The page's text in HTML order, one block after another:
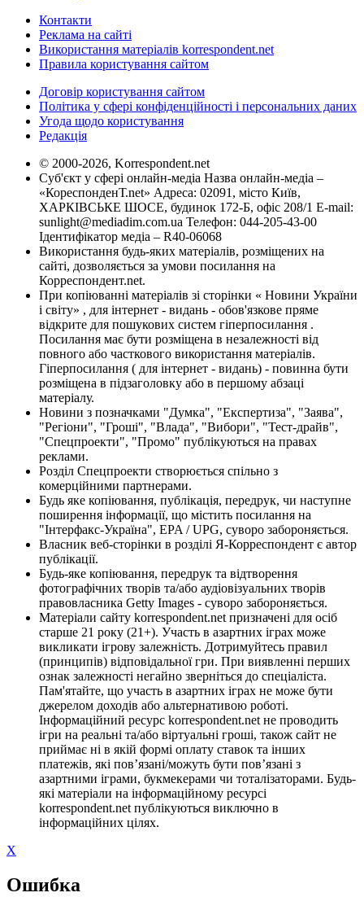
Контакти
Реклама на сайті
Використання матеріалів korrespondent.net
Правила користування сайтом
Договір користування сайтом
Політика у сфері конфіденційності і персональних даних
Угода щодо користування
Редакція
© 2000-2026, Korrespondent.net
Суб'єкт у сфері онлайн-медіа Назва онлайн-медіа –
«КореспонденТ.net» Адреса: 02091, місто Київ,
ХАРКІВСЬКЕ ШОСЕ, будинок 172-Б, офіс 208/1 E-mail:
sunlight@mediadim.com.ua Телефон: 044-205-43-00
Ідентифікатор медіа – R40-06068
Використання будь-яких матеріалів, розміщених на
сайті, дозволяється за умови посилання на
Корреспондент.net.
При копіюванні матеріалів зі сторінки « Новини України
і світу» , для інтернет - видань - обов'язкове пряме
відкрите для пошукових систем гіперпосилання .
Посилання має бути розміщена в незалежності від
повного або часткового використання матеріалів.
Гіперпосилання ( для інтернет - видань) - повинна бути
розміщена в підзаголовку або в першому абзаці
матеріалу.
Новини з позначками "Думка", "Експертиза", "Заява",
"Регіони", "Гроші", "Влада", "Вибори", "Тест-драйв",
"Спецпроекти", "Промо" публікуються на правах
реклами.
Розділ Спецпроекти створюється спільно з
комерційними партнерами.
Будь яке копіювання, публікація, передрук, чи наступне
поширення інформації, що містить посилання на
"Інтерфакс-Україна", EPA / UPG, суворо забороняється.
Власник веб-сторінки в розділі Я-Корреспондент є автор
публікації.
Будь-яке копіювання, передрук та відтворення
фотографічних творів та/або аудіовізуальних творів
правовласника Getty Images - суворо забороняється.
Матеріали сайту korrespondent.net призначені для осіб
старше 21 року (21+). Участь в азартних іграх може
викликати ігрову залежність. Дотримуйтесь правил
(принципів) відповідальної гри. При виявленні перших
ознак залежності негайно зверніться до спеціаліста.
Пам'ятайте, що участь в азартних іграх не може бути
джерелом доходів або альтернативою роботі.
Інформаційний ресурс korrespondent.net не проводить
ігри на реальні та/або віртуальні гроші, також сайт не
приймає ні в якій формі оплату ставок та інших
платежів, які пов’язані/можуть бути пов’язані з
азартними іграми, букмекерами чи тоталізаторами. Будь-
які матеріали на інформаційному ресурсі
korrespondent.net публікуються виключно в
інформаційних цілях.
X
Ошибка